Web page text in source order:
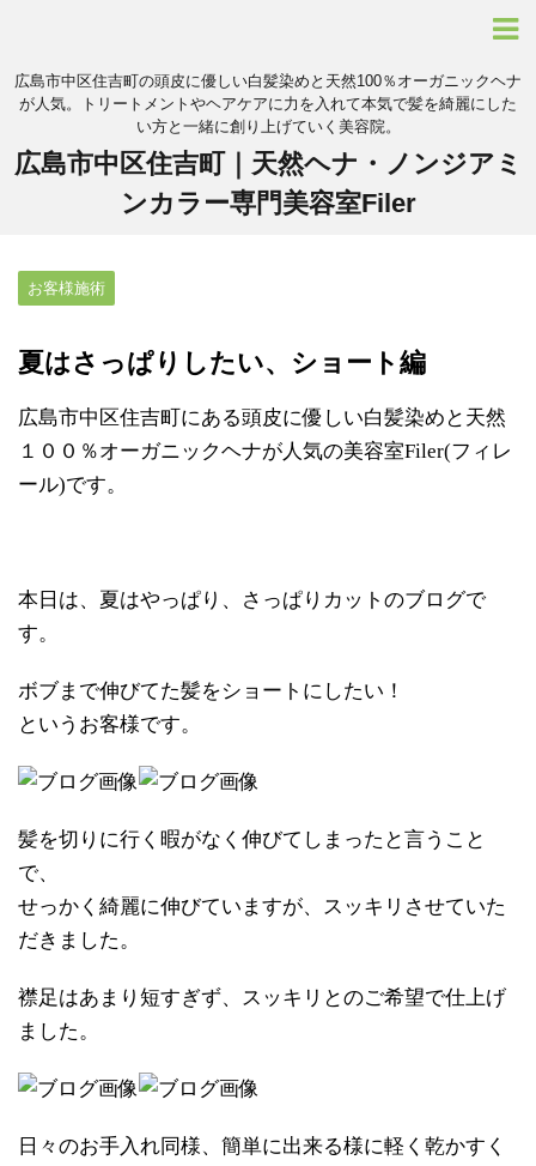
広島市中区住吉町の頭皮に優しい白髪染めと天然100％オーガニックヘナ
が人気。トリートメントやヘアケアに力を入れて本気で髪を綺麗にした
い方と一緒に創り上げていく美容院。
広島市中区住吉町｜天然ヘナ・ノンジアミ
ンカラー専門美容室Filer
お客様施術
夏はさっぱりしたい、ショート編
広島市中区住吉町にある頭皮に優しい白髪染めと天然
１００％オーガニックヘナが人気の美容室Filer(フィレ
ール)です。
本日は、夏はやっぱり、さっぱりカットのブログで
す。
ボブまで伸びてた髪をショートにしたい！
というお客様です。
髪を切りに行く暇がなく伸びてしまったと言うこと
で、
せっかく綺麗に伸びていますが、スッキリさせていた
だきました。
襟足はあまり短すぎず、スッキリとのご希望で仕上げ
ました。
日々のお手入れ同様、簡単に出来る様に軽く乾かすく